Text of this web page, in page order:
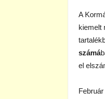
A
kiemelt
számá
el